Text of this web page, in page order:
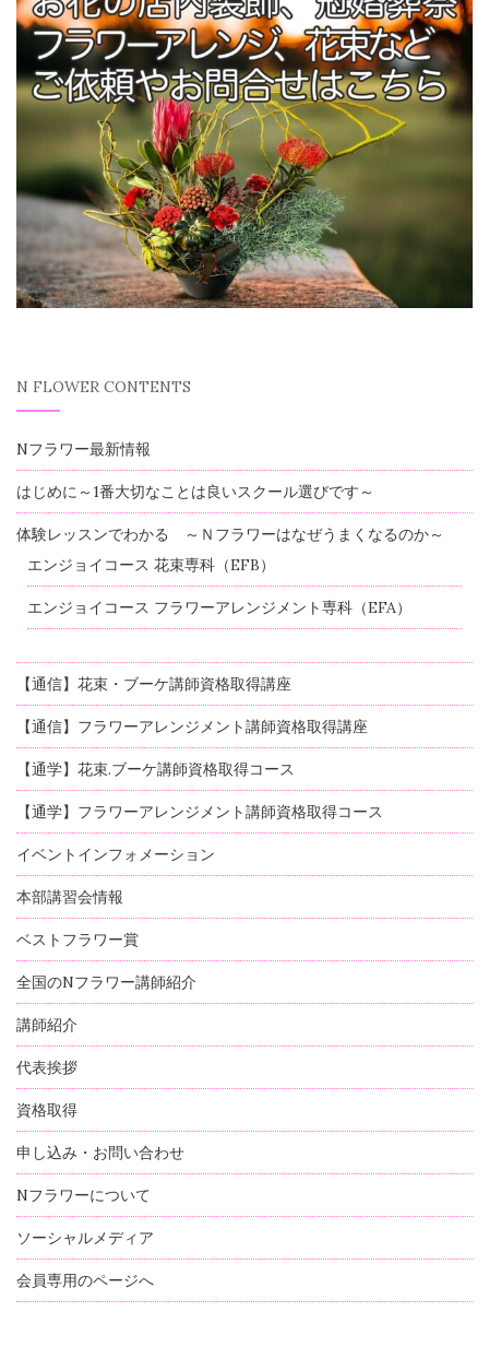
N FLOWER CONTENTS
Nフラワー最新情報
はじめに～1番大切なことは良いスクール選びです～
体験レッスンでわかる ～Ｎフラワーはなぜうまくなるのか～
エンジョイコース 花束専科（EFB）
エンジョイコース フラワーアレンジメント専科（EFA）
【通信】花束・ブーケ講師資格取得講座
【通信】フラワーアレンジメント講師資格取得講座
【通学】花束.ブーケ講師資格取得コース
【通学】フラワーアレンジメント講師資格取得コース
イベントインフォメーション
本部講習会情報
ベストフラワー賞
全国のNフラワー講師紹介
講師紹介
代表挨拶
資格取得
申し込み・お問い合わせ
Nフラワーについて
ソーシャルメディア
会員専用のページへ